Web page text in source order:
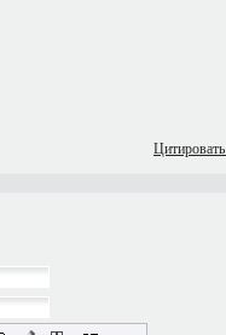
Цитировать